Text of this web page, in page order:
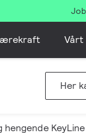
Vårt
Her
KeyLine